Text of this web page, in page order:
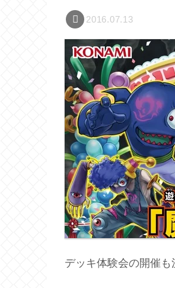
2016.07.13
デッキ体験会の開催も